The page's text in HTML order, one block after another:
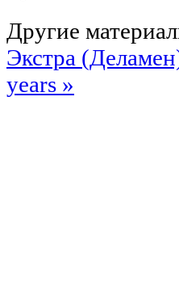
Другие
Экстра
years »